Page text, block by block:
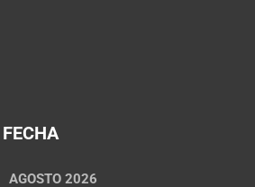
AGOSTO 2026